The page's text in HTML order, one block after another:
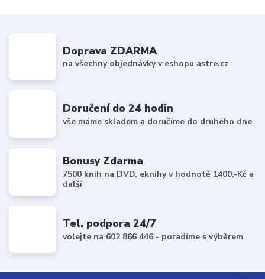
Doprava ZDARMA
na všechny objednávky v eshopu astre.cz
Doručení do 24 hodin
vše máme skladem a doručíme do druhého dne
Bonusy Zdarma
7500 knih na DVD, eknihy v hodnotě 1400,-Kč a
další
Tel. podpora 24/7
volejte na 602 866 446 - poradíme s výběrem